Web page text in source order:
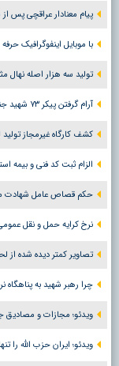
پیام معنادار عراقچی پس
با موبایل اینفوگرافیک
تولید سه هزار اصله نهال
آرام گرفتن پیکر ۷۳ شهید جنگ تحمیلی در جوار امامزادگان استان البرز
کشف کارگاه غیرمجاز
الزام ثبت کد فنی و بیمه
حکم قصاص عامل شهادت
نرخ کرایه حمل و نقل
تصاویر کمتر دیده شده از
چرا رهبر شهید به پناهگاه
ویدئو؛ مجازات و
ویدئو؛ ایران حزب الله را